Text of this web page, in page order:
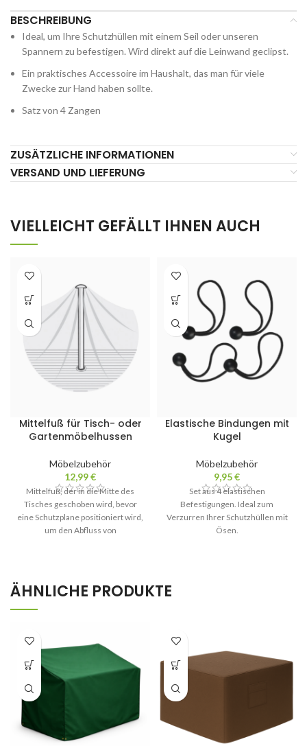
BESCHREIBUNG
Ideal, um Ihre Schutzhüllen mit einem Seil oder unseren
Spannern zu befestigen. Wird direkt auf die Leinwand geclipst.
Ein praktisches Accessoire im Haushalt, das man für viele
Zwecke zur Hand haben sollte.
Satz von 4 Zangen
ZUSÄTZLICHE INFORMATIONEN
VERSAND UND LIEFERUNG
VIELLEICHT GEFÄLLT IHNEN AUCH
Mittelfuß für Tisch- oder
Gartenmöbelhussen
Möbelzubehör
12,99€
Mittelfuß, der in die Mitte des
Tisches geschoben wird, bevor
eine Schutzplane positioniert wird,
um den Abfluss von
Elastische Bindungen mit
Kugel
Möbelzubehör
9,95€
Set aus 4 elastischen
Befestigungen. Ideal zum
Verzurren Ihrer Schutzhüllen mit
Ösen.
ÄHNLICHE PRODUKTE